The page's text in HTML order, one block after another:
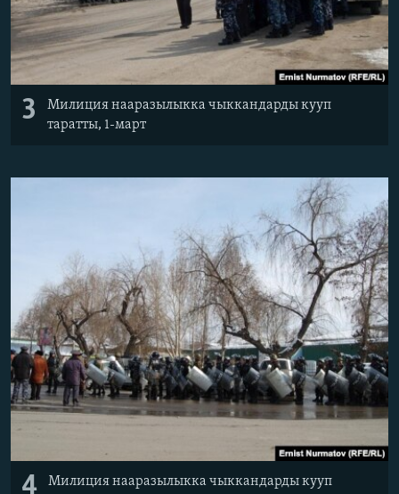
3
Милиция нааразылыкка чыккандарды кууп
таратты, 1-март
4
Милиция нааразылыкка чыккандарды кууп